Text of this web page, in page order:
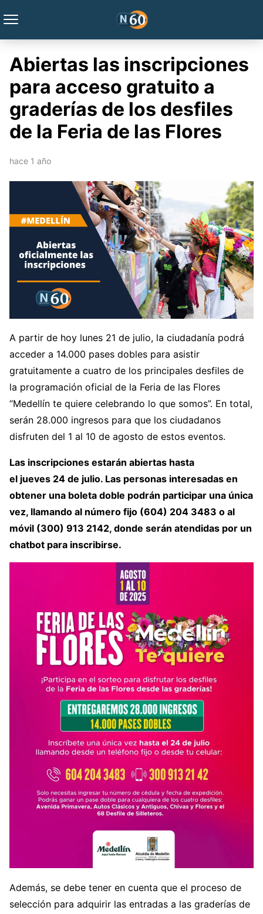
Abiertas las inscripciones
para acceso gratuito a
graderías de los desfiles
de la Feria de las Flores
hace 1 año
A partir de hoy lunes 21 de julio, la ciudadanía podrá
acceder a 14.000 pases dobles para asistir
gratuitamente a cuatro de los principales desfiles de
la programación oficial de la Feria de las Flores
“Medellín te quiere celebrando lo que somos”. En total,
serán 28.000 ingresos para que los ciudadanos
disfruten del 1 al 10 de agosto de estos eventos.
Las inscripciones estarán abiertas hasta
el jueves 24 de julio. Las personas interesadas en
obtener una boleta doble podrán participar una única
vez, llamando al número fijo (604) 204 3483 o al
móvil (300) 913 2142, donde serán atendidas por un
chatbot para inscribirse.
Además, se debe tener en cuenta que el proceso de
selección para adquirir las entradas a las graderías de